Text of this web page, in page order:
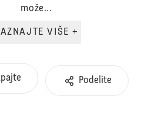
može...
SAZNAJTE VIŠE +
Podelite